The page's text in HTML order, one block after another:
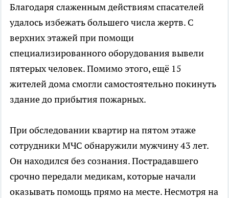
Благодаря слаженным действиям спасателей
удалось избежать большего числа жертв. С
верхних этажей при помощи
специализированного оборудования вывели
пятерых человек. Помимо этого, ещё 15
жителей дома смогли самостоятельно покинуть
здание до прибытия пожарных.
При обследовании квартир на пятом этаже
сотрудники МЧС обнаружили мужчину 43 лет.
Он находился без сознания. Пострадавшего
срочно передали медикам, которые начали
оказывать помощь прямо на месте. Несмотря на